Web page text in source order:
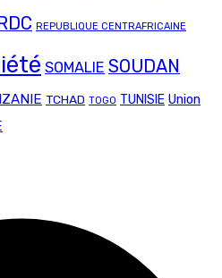
REPUBLIQUE CENTRAFRICAINE
SOMALIE SOUDAN
TCHAD TOGO TUNISIE Union